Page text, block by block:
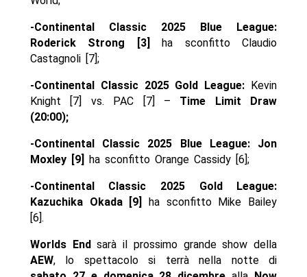
-Continental Classic 2025 Blue League:
Roderick Strong [3]
ha sconfitto Claudio
Castagnoli [7];
-Continental Classic 2025 Gold League:
Kevin
Knight [7] vs. PAC [7] – Time Limit Draw
(20:00);
-Continental Classic 2025 Blue League: Jon
Moxley [9]
ha sconfitto Orange Cassidy [6];
-Continental Classic 2025 Gold League:
Kazuchika Okada [9]
ha sconfitto Mike Bailey
[6].
Worlds Endsarà il prossimo grande show della
AEW, lo spettacolo si terrà nella notte di